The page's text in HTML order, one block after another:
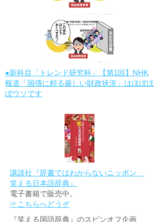
●新科目「トレンド研究科」【第1回】NHK
報道「国債に頼る厳しい財政状況」はほぼほ
ぼウソです
講談社『辞書ではわからないニッポン
笑える日本語辞典』
電子書籍で販売中。
☞こちらへどうぞ
『笑える国語辞典』のスピンオフ企画